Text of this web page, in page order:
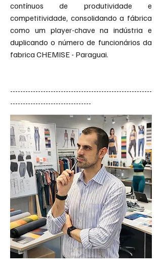
contínuos de produtividade e
competitividade, consolidando a fábrica
como um player-chave na indústria e
duplicando o número de funcionários da
fabrica CHEMISE - Paraguai.
--------------------------------------​------------------
--------------------------------